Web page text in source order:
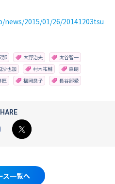
2015/01/26/20141203tsu
那 大野治夫
太谷智一
沙也加 村木祐輔
森朗
匠 福岡良子 長谷部愛
X
ス一覧へ